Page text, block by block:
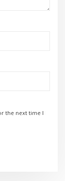
the next time I